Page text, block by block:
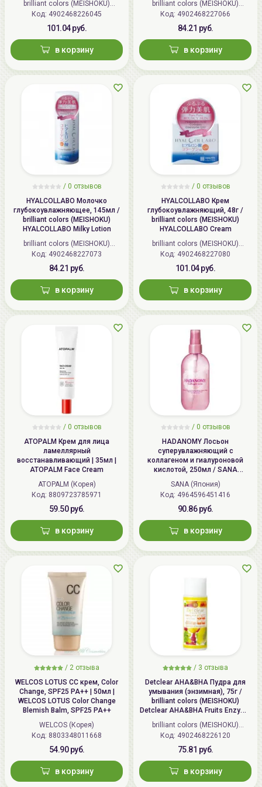
Bright&Peel AHA&BHA Fruits
Peeling Jelly
brilliant colors (MEISHOKU)
(Япония)
Код: 4902468226045
101.04 руб.
в корзину
brilliant colors (MEISHOKU)
(Япония)
Код: 4902468227066
84.21 руб.
в корзину
/ 0 отзывов
HYALCOLLABO Молочко
глубокоувлажняющее, 145мл /
brilliant colors (MEISHOKU)
HYALCOLLABO Milky Lotion
brilliant colors (MEISHOKU)
(Япония)
Код: 4902468227073
84.21 руб.
в корзину
/ 0 отзывов
HYALCOLLABO Крем
глубокоувлажняющий, 48г /
brilliant colors (MEISHOKU)
HYALCOLLABO Cream
brilliant colors (MEISHOKU)
(Япония)
Код: 4902468227080
101.04 руб.
в корзину
/ 0 отзывов
ATOPALM Крем для лица
ламеллярный
восстанавливающий | 35мл |
ATOPALM Face Cream
ATOPALM (Корея)
Код: 8809723785971
59.50 руб.
в корзину
/ 0 отзывов
HADANOMY Лосьон
суперувлажняющий с
коллагеном и гиалуроновой
кислотой, 250мл / SANA
HADANOMY Collagen mist
SANA (Япония)
Код: 4964596451416
90.86 руб.
в корзину
/ 2 отзыва
WELCOS LOTUS СС крем, Color
Change, SPF25 PA++ | 50мл |
WELCOS LOTUS Color Change
Blemish Balm, SPF25 PA++
WELCOS (Корея)
Код: 8803348011668
54.90 руб.
в корзину
/ 3 отзыва
Detclear AHA&BHA Пудра для
умывания (энзимная), 75г /
brilliant colors (MEISHOKU)
Detclear AHA&BHA Fruits Enzyme
Powder Wash
brilliant colors (MEISHOKU)
(Япония)
Код: 4902468226120
75.81 руб.
в корзину